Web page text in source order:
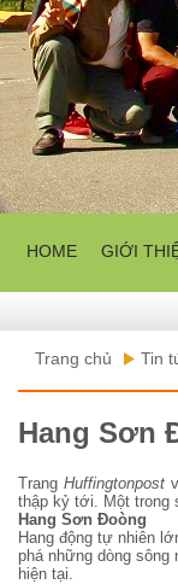
HOME GIỚI
Trang chủ Tin
Hang Sơn
TrangHuffingtonpost
thập kỷ tới. Một trong
Hang Sơn Đoòng
Hang động tự nhiên
phá những dòng
hiện tại.